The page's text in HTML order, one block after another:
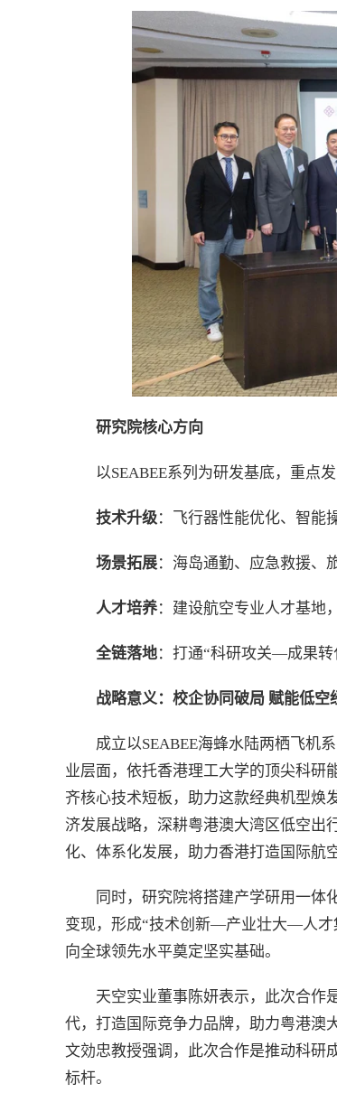
研究院核心方向
以SEABEE系列为研发基底，重点发
技术升级：飞行器性能优化、智能
场景拓展：海岛通勤、应急救援、
人才培养：建设航空专业人才基地
全链落地：打通“科研攻关—成果
战略意义：校企协同破局 赋能低空
成立以SEABEE海蜂水陆两栖飞机
业层面，依托香港理工大学的顶尖科研
齐核心技术短板，助力这款经典机型焕
济发展战略，深耕粤港澳大湾区低空出
化、体系化发展，助力香港打造国际航
同时，研究院将搭建产学研用一体
变现，形成“技术创新—产业壮大—人才
向全球领先水平奠定坚实基础。
天空实业董事陈妍表示，此次合作
代，打造国际竞争力品牌，助力粤港澳
文効忠教授强调，此次合作是推动科研
标杆。